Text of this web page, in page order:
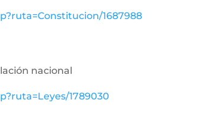
1687988
nacional
1789030